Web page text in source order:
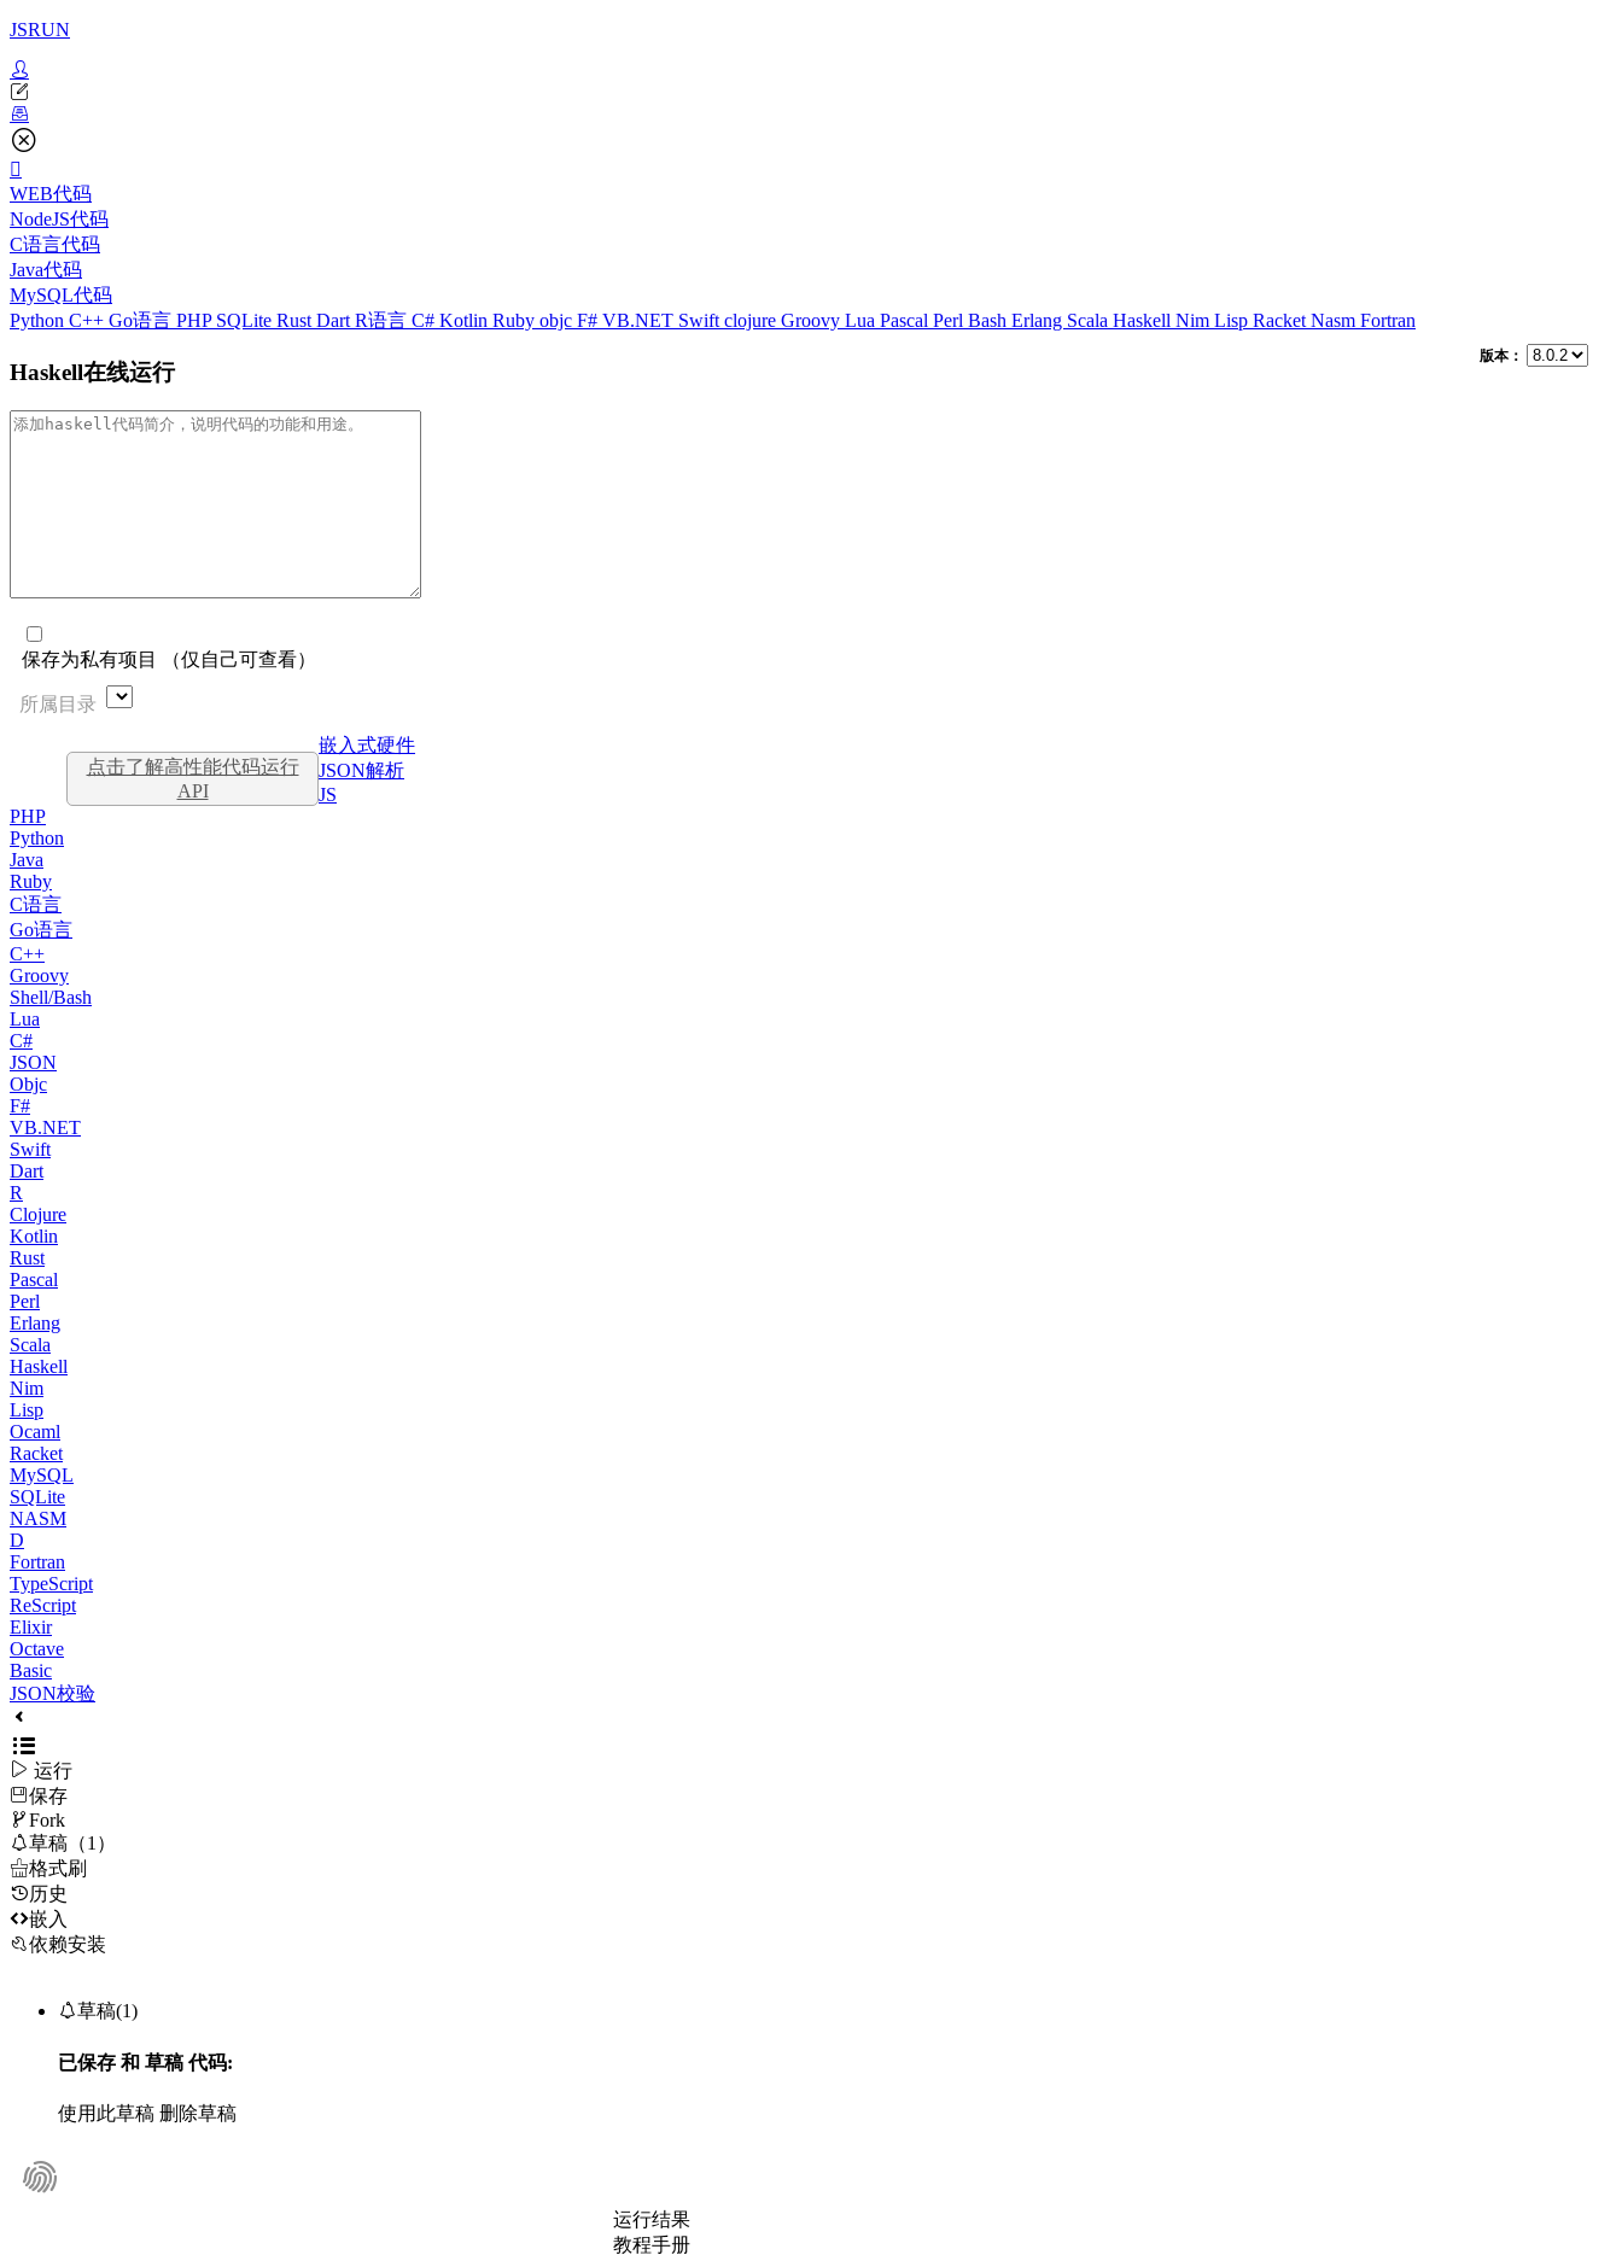
JSRUN
WEB代码
NodeJS代码
C语言代码
Java代码
MySQL代码
Python C++ Go语言 PHP SQLite Rust Dart R语言 C# Kotlin Ruby objc F# VB.NET Swift clojure Groovy Lua Pascal Perl Bash Erlang Scala Haskell Nim Lisp Racket Nasm Fortran
Haskell在线运行
版本：
保存为私有项目 （仅自己可查看）
所属目录
点击了解高性能代码运行
API
嵌入式硬件
JSON解析
JS
PHP
Python
Java
Ruby
C语言
Go语言
C++
Groovy
Shell/Bash
Lua
C#
JSON
Objc
F#
VB.NET
Swift
Dart
R
Clojure
Kotlin
Rust
Pascal
Perl
Erlang
Scala
Haskell
Nim
Lisp
Ocaml
Racket
MySQL
SQLite
NASM
D
Fortran
TypeScript
ReScript
Elixir
Octave
Basic
JSON校验
 运行
保存
Fork
草稿（1）
格式刷
历史
嵌入
依赖安装
草稿(1)
已保存 和 草稿代码:
使用此草稿 删除草稿
运行结果
教程手册